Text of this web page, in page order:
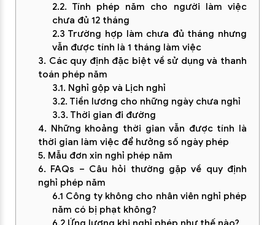
2.2. Tính phép năm cho người làm việc
chưa đủ 12 tháng
2.3 Trường hợp làm chưa đủ tháng nhưng
vẫn được tính là 1 tháng làm việc
3. Các quy định đặc biệt về sử dụng và thanh
toán phép năm
3.1. Nghỉ gộp và Lịch nghỉ
3.2. Tiền lương cho những ngày chưa nghỉ
3.3. Thời gian đi đường
4. Những khoảng thời gian vẫn được tính là
thời gian làm việc để hưởng số ngày phép
5. Mẫu đơn xin nghỉ phép năm
6. FAQs – Câu hỏi thường gặp về quy định
nghỉ phép năm
6.1 Công ty không cho nhân viên nghỉ phép
năm có bị phạt không?